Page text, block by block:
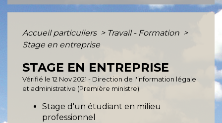
Accueil particuliers > Travail - Formation >
Stage en entreprise
STAGE EN ENTREPRISE
Vérifié le 12 Nov 2021 - Direction de l'information légale
et administrative (Première ministre)
Stage d'un étudiant en milieu
professionnel